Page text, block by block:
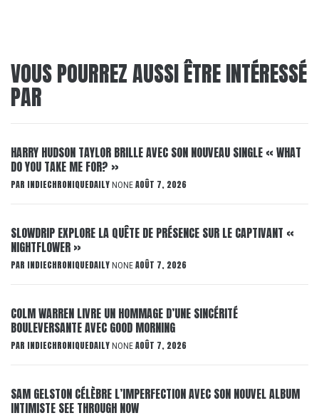
VOUS POURREZ AUSSI ÊTRE INTÉRESSÉ
PAR
HARRY HUDSON TAYLOR BRILLE AVEC SON NOUVEAU SINGLE « WHAT
DO YOU TAKE ME FOR? »
PAR INDIECHRONIQUEDAILY NONE AOÛT 7, 2026
SLOWDRIP EXPLORE LA QUÊTE DE PRÉSENCE SUR LE CAPTIVANT «
NIGHTFLOWER »
PAR INDIECHRONIQUEDAILY NONE AOÛT 7, 2026
COLM WARREN LIVRE UN HOMMAGE D’UNE SINCÉRITÉ
BOULEVERSANTE AVEC GOOD MORNING
PAR INDIECHRONIQUEDAILY NONE AOÛT 7, 2026
SAM GELSTON CÉLÈBRE L’IMPERFECTION AVEC SON NOUVEL ALBUM
INTIMISTE SEE THROUGH NOW